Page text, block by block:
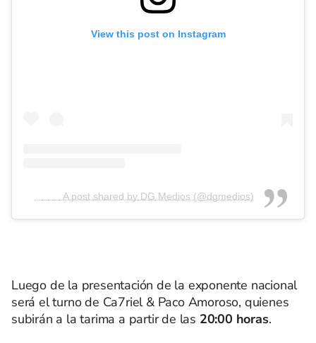
View this post on Instagram
A post shared by DG Medios (@dgmedios)
Luego de la presentación de la exponente nacional
será el turno de Ca7riel & Paco Amoroso, quienes
subirán a la tarima a partir de las 20:00 horas.